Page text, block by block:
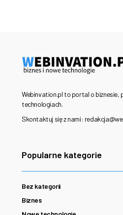
Webinvation.pl to portal o biznesie,
technologiach.
Skontaktuj się z nami:
Popularne kategorie
Bez kategorii
Biznes